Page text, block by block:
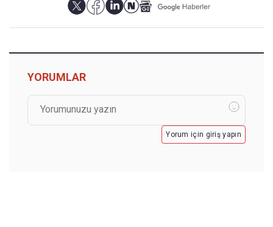
YORUMLAR
Yorum için giriş yapın